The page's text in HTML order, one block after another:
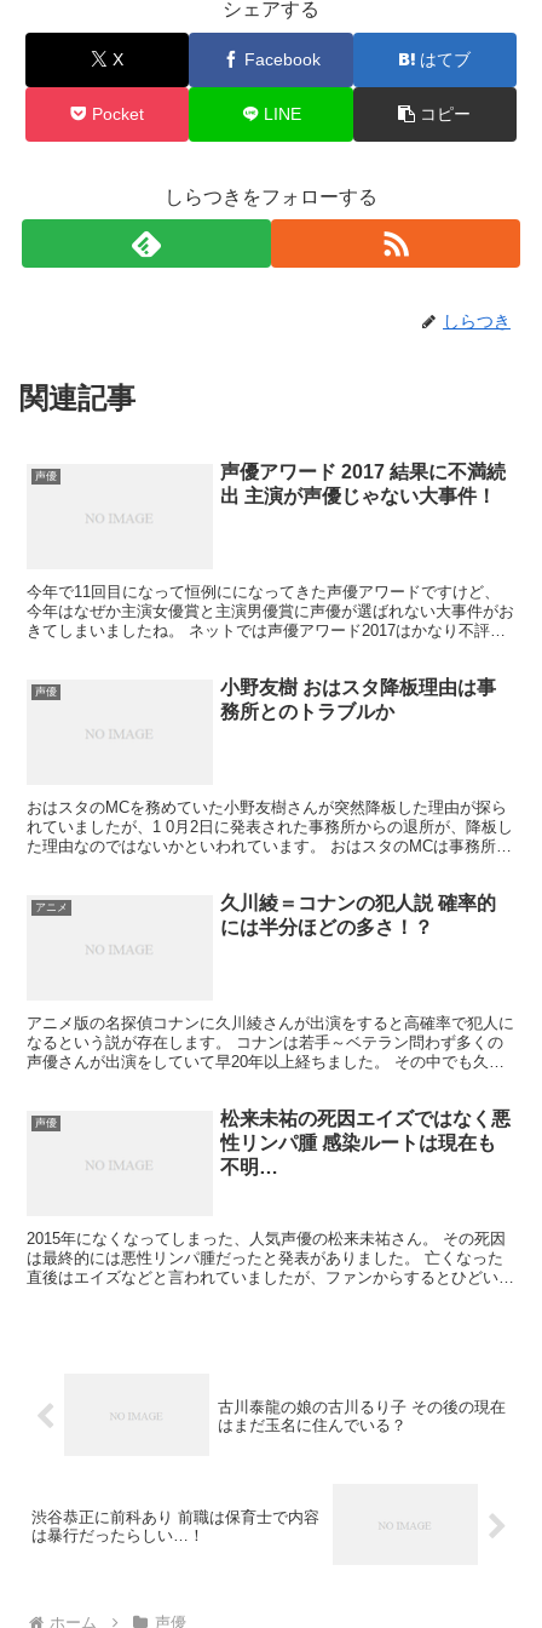
シェアする
X Facebook はてブ
Pocket LINE コピー
しらつきをフォローする
しらつき
関連記事
声優
声優アワード 2017 結果に不満続
出 主演が声優じゃない大事件！
今年で11回目になって恒例にになってきた声優アワードですけど、
今年はなぜか主演女優賞と主演男優賞に声優が選ばれない大事件がお
きてしまいましたね。 ネットでは声優アワード2017はかなり不評な
声優
小野友樹 おはスタ降板理由は事
務所とのトラブルか
おはスタのMCを務めていた小野友樹さんが突然降板した理由が探ら
れていましたが、1 0月2日に発表された事務所からの退所が、降板し
た理由なのではないかといわれています。 おはスタのMCは事務所の
アニメ
久川綾＝コナンの犯人説 確率的
には半分ほどの多さ！？
アニメ版の名探偵コナンに久川綾さんが出演をすると高確率で犯人に
なるという説が存在します。 コナンは若手～ベテラン問わず多くの
声優さんが出演をしていて早20年以上経ちました。 その中でも久川
声優
松来未祐の死因エイズではなく悪
性リンパ腫 感染ルートは現在も
不明…
2015年になくなってしまった、人気声優の松来未祐さん。 その死因
は最終的には悪性リンパ腫だったと発表がありました。 亡くなった
直後はエイズなどと言われていましたが、ファンからするとひどい話
古川泰龍の娘の古川るり子 その後の現在
はまだ玉名に住んでいる？
渋谷恭正に前科あり 前職は保育士で内容
は暴行だったらしい…！
ホーム 声優